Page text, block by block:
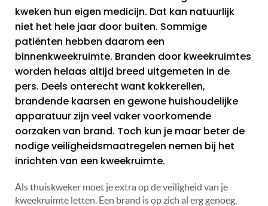
kweken hun eigen medicijn. Dat kan natuurlijk
niet het hele jaar door buiten. Sommige
patiënten hebben daarom een
binnenkweekruimte. Branden door kweekruimtes
worden helaas altijd breed uitgemeten in de
pers. Deels onterecht want kokkerellen,
brandende kaarsen en gewone huishoudelijke
apparatuur zijn veel vaker voorkomende
oorzaken van brand. Toch kun je maar beter de
nodige veiligheidsmaatregelen nemen bij het
inrichten van een kweekruimte.
Als thuiskweker moet je extra op de veiligheid van je
kweekruimte letten. Een brand is op zich al erg genoeg,